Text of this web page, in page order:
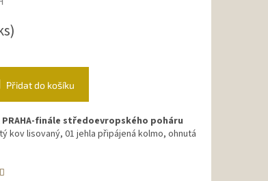
Přidat do košíku
PRAHA-finále středoevropského poháru
kov lisovaný, 01 jehla připájená kolmo, ohnutá